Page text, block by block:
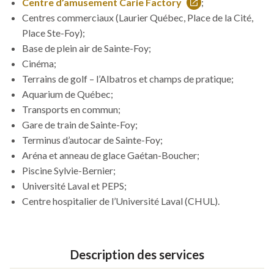
Ce
lien
s'ouvrira
dans
une
nouvelle
fenêtre
Centres commerciaux (Laurier Québec, Place de la Cité,
Place Ste-Foy);
Base de plein air de Sainte-Foy;
Cinéma;
Terrains de golf – l’Albatros et champs de pratique;
Aquarium de Québec;
Transports en commun;
Gare de train de Sainte-Foy;
Terminus d’autocar de Sainte-Foy;
Aréna et anneau de glace Gaétan-Boucher;
Piscine Sylvie-Bernier;
Université Laval et PEPS;
Centre hospitalier de l’Université Laval (CHUL).
Description des services